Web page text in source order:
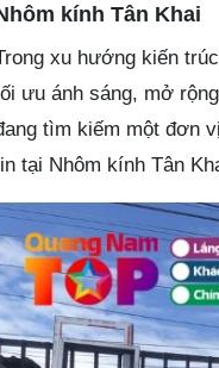
kính Tân Khai
xu hướng kiến
ưu ánh sáng, mở
tìm kiếm một đơn
tại Nhôm kính Tân